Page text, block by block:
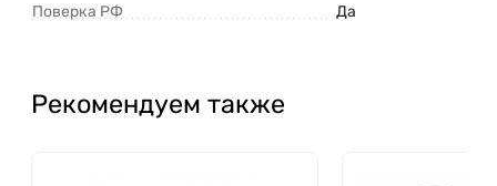
Поверка РФ Да
Рекомендуем также